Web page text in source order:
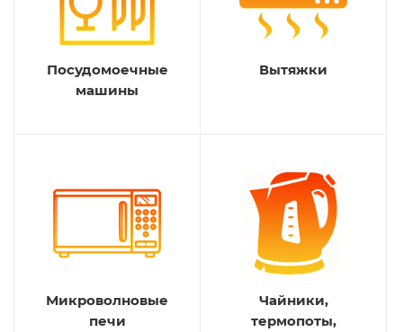
Посудомоечные
машины
Вытяжки
Микроволновые
печи
Чайники,
термопоты,